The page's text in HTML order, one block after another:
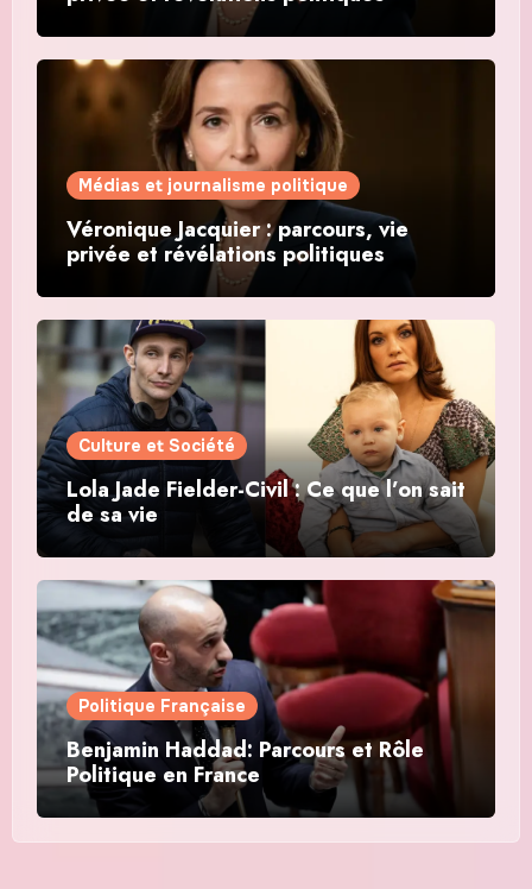
Médias et journalisme politique
Véronique Jacquier : parcours, vie
privée et révélations politiques
Culture et Société
Lola Jade Fielder-Civil : Ce que l’on sait
de sa vie
Politique Française
Benjamin Haddad: Parcours et Rôle
Politique en France